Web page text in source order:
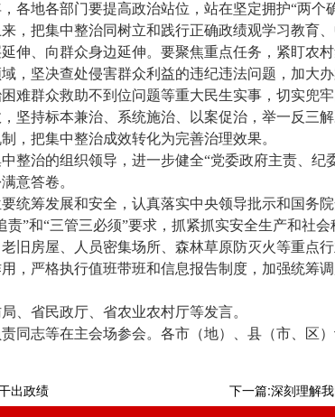
各地各部门要提高政治站位，站在坚定拥护“两
，把集中整治同树立和践行正确政绩观学习教育
伸、向群众身边延伸。要聚焦重点任务，紧盯农
，坚决查处侵害群众利益的违纪违法问题，加大
难群众救助不到位问题等重大民生实事，切实兜
坚持标本兼治、系统施治、以案促治，举一反三
，把集中整治成效转化为完善治理效果。
整治的组织领导，进一步健全“党委政府主责、
意答卷。
统筹发展和安全，认真落实中央领导批示和国务
”和“三管三必须”要求，抓紧抓实安全生产和社
旧房屋、人员密集场所、森林草原防灭火等重点
，严格执行值班带班和信息报告制度，加强统筹
、省民政厅、省农业农村厅等发言。
同志等在主会场参会。各市（地）、县（市、区）
出政绩 下一篇:深刻理解